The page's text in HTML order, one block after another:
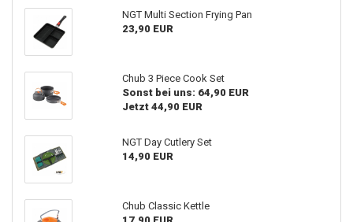
NGT Multi Section Frying Pan
23,90 EUR
Chub 3 Piece Cook Set
Sonst bei uns: 64,90 EUR
Jetzt 44,90 EUR
NGT Day Cutlery Set
14,90 EUR
Chub Classic Kettle